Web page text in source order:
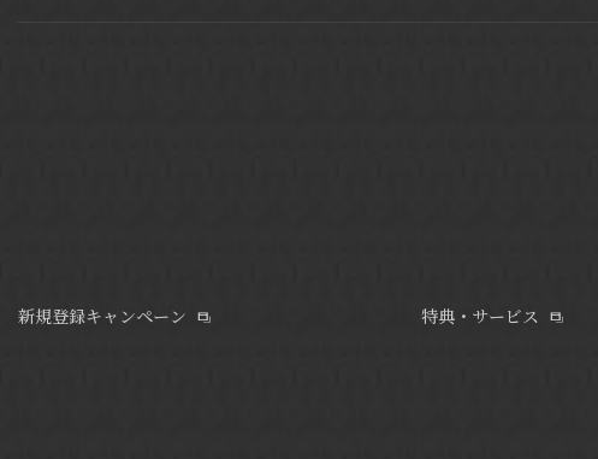
新規登録キャンペーン 特典・サービス